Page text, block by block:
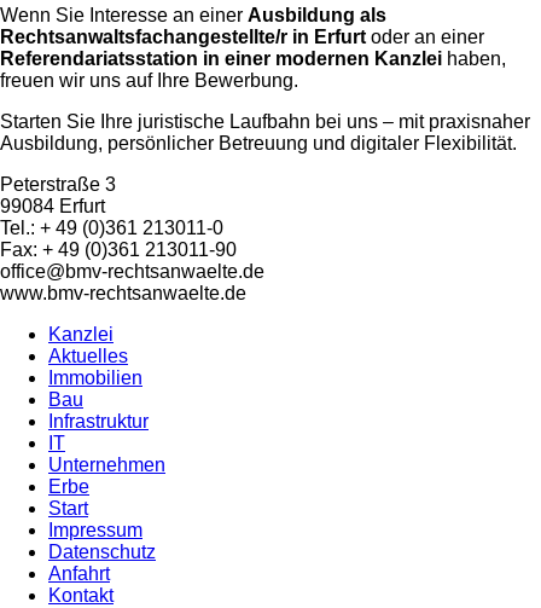
Wenn Sie Interesse an einer Ausbildung als
Rechtsanwaltsfachangestellte/r in Erfurt oder an einer
Referendariatsstation in einer modernen Kanzlei haben,
freuen wir uns auf Ihre Bewerbung.
Starten Sie Ihre juristische Laufbahn bei uns – mit praxisnaher
Ausbildung, persönlicher Betreuung und digitaler Flexibilität.
Peterstraße 3
99084 Erfurt
Tel.: + 49 (0)361 213011-0
Fax: + 49 (0)361 213011-90
office@bmv-rechtsanwaelte.de
www.bmv-rechtsanwaelte.de
Kanzlei
Aktuelles
Immobilien
Bau
Infrastruktur
IT
Unternehmen
Erbe
Start
Impressum
Datenschutz
Anfahrt
Kontakt